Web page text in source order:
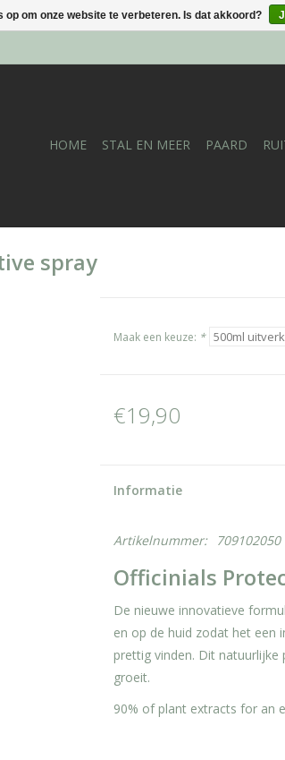
HOME STAL EN MEER PAARD
spray
Maak een keuze: *
€19,90
Informatie
Artikelnummer: 709102050
Officinials
De nieuwe innovatieve
en op de huid zodat het een
prettig vinden. Dit natuurlijke
groeit.
90% of plant extracts for an
op om onze website te verbeteren. Is dat akkoord?